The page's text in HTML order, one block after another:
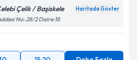
Çelik / Başiskele
No: 28/2 Daire:18